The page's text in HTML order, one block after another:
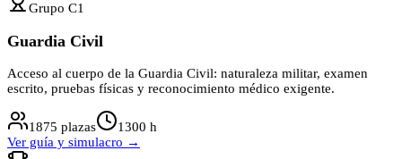
Grupo C1
Guardia Civil
Acceso al cuerpo de la Guardia Civil: naturaleza militar, examen
escrito, pruebas físicas y reconocimiento médico exigente.
1875 plazas 1300 h
Ver guía y simulacro →